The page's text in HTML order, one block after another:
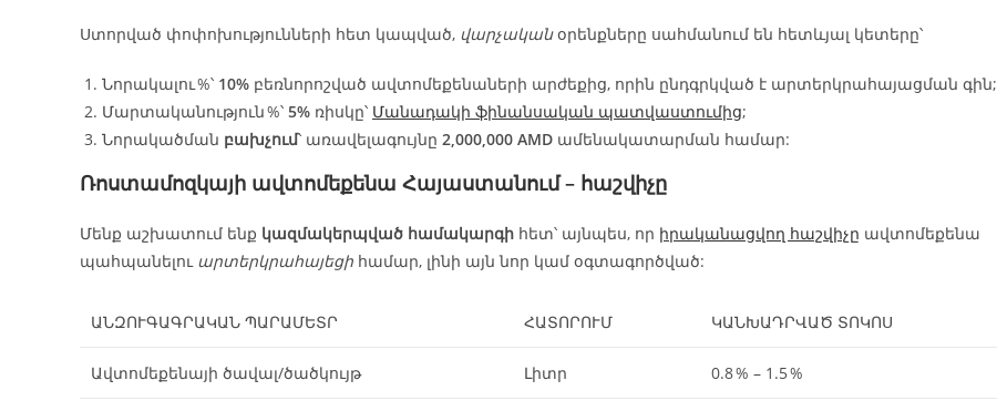
Ստորված փոփոխությունների հետ կապված, վարչականօրենքները սահմանում են հետևյալ կետերը՝
Նորակալու %՝ 10% բեռնորոշված ավտոմեքենաների արժեքից, որին ընդգրկված է արտերկրահայացման գին;
Մարտականություն %՝ 5% ռիսկը՝ Մանադակի ֆինանսական պատվաստումից;
Նորակածման բախչում՝ առավելագույնը 2,000,000 AMD ամենակատարման համար:
Ռոստամոզկայի ավտոմեքենա Հայաստանում– հաշվիչը
Մենք աշխատում ենք կազմակերպված համակարգի հետ՝ այնպես, որ իրականացվող հաշվիչը ավտոմեքենա
պահպանելու արտերկրահայեցի համար, լինի այն նոր կամ օգտագործված:
ԱՆԶՈՒԳԱԳՐԱԿԱՆ ՊԱՐԱՄԵՏՐ ՀԱՏՈՐՈՒՄ ԿԱՆԽԱԴՐՎԱԾ ՏՈԿՈՍ
Ավտոմեքենայի ծավալ/ծածկույթ Լիտր 0.8 % – 1.5 %